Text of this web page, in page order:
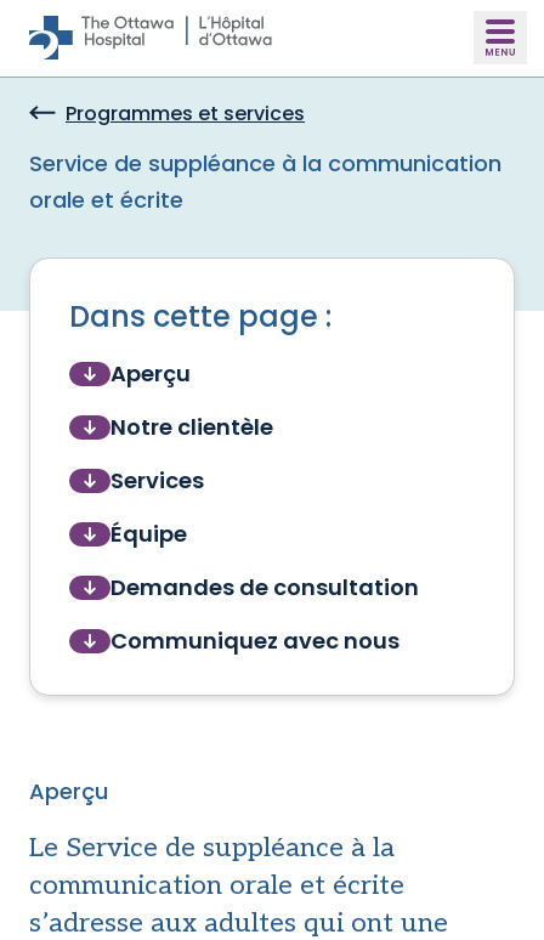
Skip to main content
Programmes et services
Service de suppléance à la communication
orale et écrite
Dans cette page :
Aperçu
Notre clientèle
Services
Équipe
Demandes de consultation
Communiquez avec nous
Aperçu
Le Service de suppléance à la
communication orale et écrite
s’adresse aux adultes qui ont une